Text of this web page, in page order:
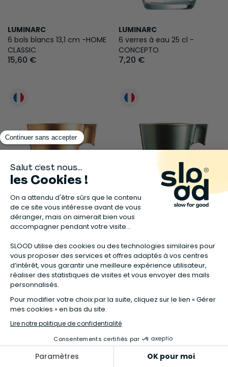
LUMINARC
6 bols blancs 13,1 cm -HOME
CLASSIC
15,60 €
LUMINARC
6 verres à eau 25 cl -
CONCEPTO
7,20 €
LUMINARC
6 tasses 8 cl Gold -FLASHY
LUMINARC
6 tasses 8 cl -FLASHY